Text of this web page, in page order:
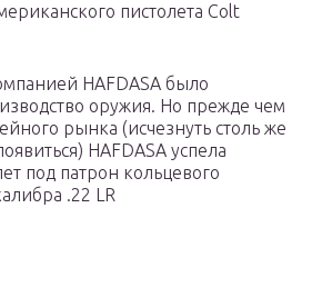
пистолета Colt
HAFDASA было
оружия. Но прежде чем
рынка (исчезнуть столь же
HAFDASA успела
под патрон кольцевого
.22 LR